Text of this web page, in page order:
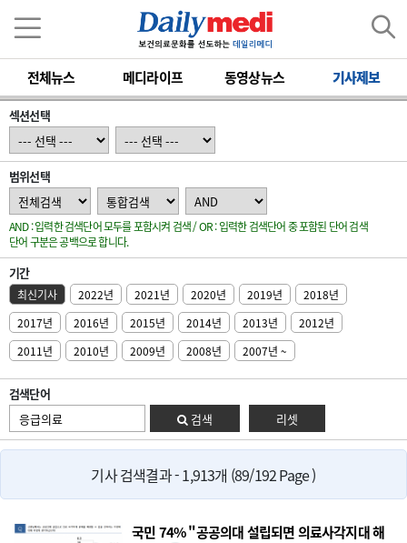
전체뉴스 메디라이프 동영상뉴스 기사제보
섹션선택
범위선택
AND : 입력한 검색단어 모두를 포함시켜 검색 / OR : 입력한 검색단어 중 포함된 단어 검색
단어 구분은 공백으로 합니다.
기간
최신기사 2022년 2021년 2020년 2019년
2018년
2017년
2016년 2015년 2014년 2013년
2012년
2011년
2010년 2009년 2008년 2007년 ~
검색단어
검색
리셋
기사 검색결과 - 1,913개 (89/192 Page )
국민 74% "공공의대 설립되면 의료사각지대 해